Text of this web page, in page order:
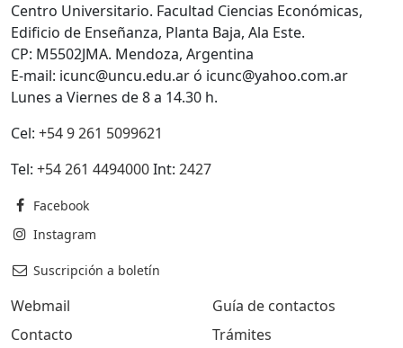
Centro Universitario. Facultad Ciencias Económicas,
Edificio de Enseñanza, Planta Baja, Ala Este.
CP: M5502JMA. Mendoza, Argentina
E-mail: icunc@uncu.edu.ar ó icunc@yahoo.com.ar
Lunes a Viernes de 8 a 14.30 h.
Cel: +54 9 261 5099621
Tel: +54 261 4494000Int: 2427
Facebook
Instagram
Suscripción a boletín
Webmail
Contacto
Guía de contactos
Trámites